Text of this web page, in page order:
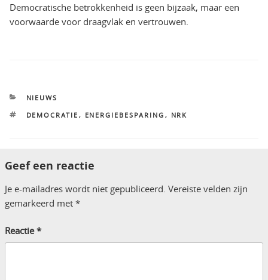
Democratische betrokkenheid is geen bijzaak, maar een
voorwaarde voor draagvlak en vertrouwen.
CATEGORIEËN
NIEUWS
TAGS
DEMOCRATIE , ENERGIEBESPARING , NRK
Geef een reactie
Je e-mailadres wordt niet gepubliceerd. Vereiste velden zijn
gemarkeerd met *
Reactie*